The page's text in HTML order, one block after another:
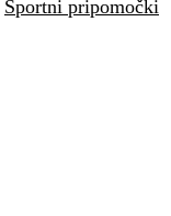
Športni pripomočki